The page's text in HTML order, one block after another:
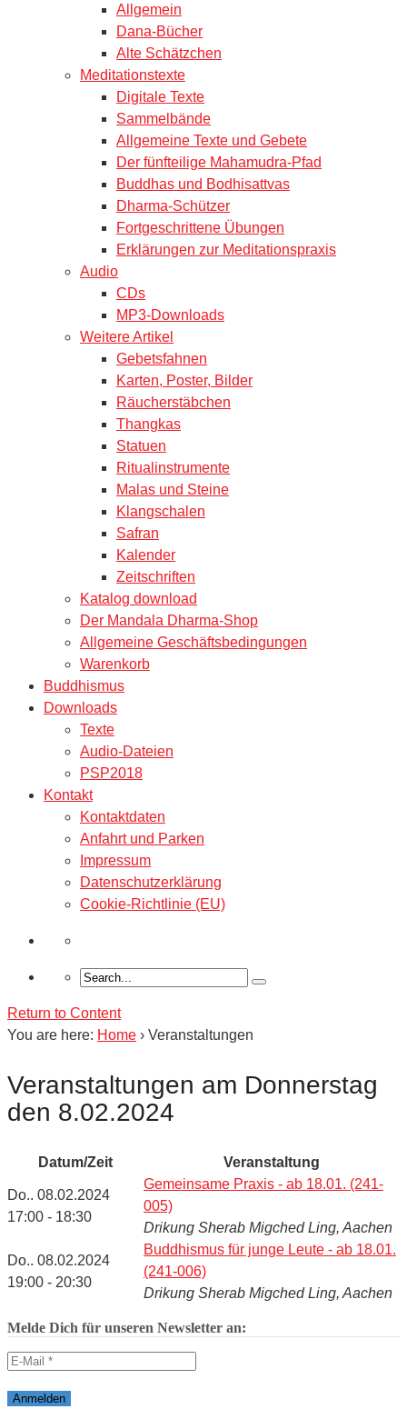
Allgemein
Dana-Bücher
Alte Schätzchen
Meditationstexte
Digitale Texte
Sammelbände
Allgemeine Texte und Gebete
Der fünfteilige Mahamudra-Pfad
Buddhas und Bodhisattvas
Dharma-Schützer
Fortgeschrittene Übungen
Erklärungen zur Meditationspraxis
Audio
CDs
MP3-Downloads
Weitere Artikel
Gebetsfahnen
Karten, Poster, Bilder
Räucherstäbchen
Thangkas
Statuen
Ritualinstrumente
Malas und Steine
Klangschalen
Safran
Kalender
Zeitschriften
Katalog download
Der Mandala Dharma-Shop
Allgemeine Geschäftsbedingungen
Warenkorb
Buddhismus
Downloads
Texte
Audio-Dateien
PSP2018
Kontakt
Kontaktdaten
Anfahrt und Parken
Impressum
Datenschutzerklärung
Cookie-Richtlinie (EU)
Return to Content
You are here: Home › Veranstaltungen
Veranstaltungen am Donnerstag
den 8.02.2024
Datum/Zeit Veranstaltung
Do.. 08.02.2024
17:00 - 18:30
Gemeinsame Praxis - ab 18.01. (241-
005)
Drikung Sherab Migched Ling, Aachen
Do.. 08.02.2024
19:00 - 20:30
Buddhismus für junge Leute - ab 18.01.
(241-006)
Drikung Sherab Migched Ling, Aachen
Melde Dich für unseren Newsletter an: